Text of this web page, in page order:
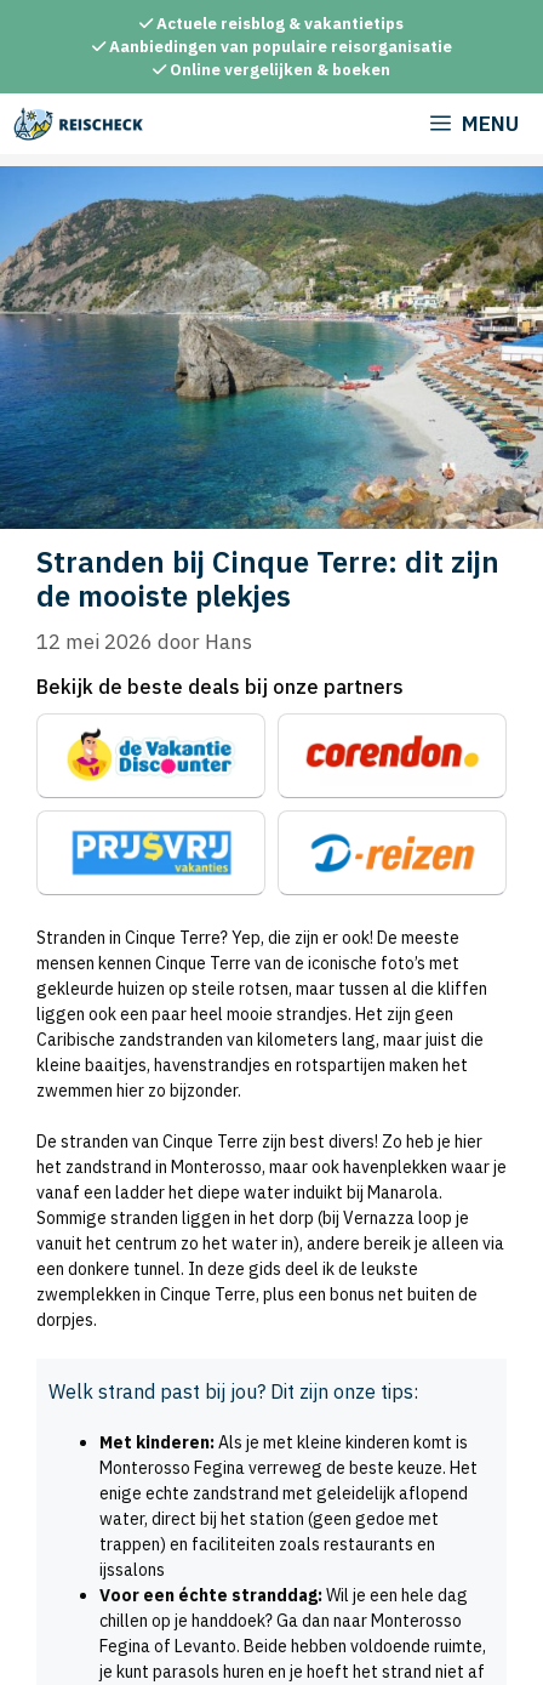
inhoud
Actuele reisblog & vakantietips
Aanbiedingen van populaire reisorganisatie
Online vergelijken & boeken
MENU
Stranden bij Cinque Terre: dit zijn
de mooiste plekjes
12 mei 2026 door Hans
Bekijk de beste deals bij onze partners
Stranden in Cinque Terre? Yep, die zijn er ook! De meeste
mensen kennen Cinque Terre van de iconische foto’s met
gekleurde huizen op steile rotsen, maar tussen al die kliffen
liggen ook een paar heel mooie strandjes. Het zijn geen
Caribische zandstranden van kilometers lang, maar juist die
kleine baaitjes, havenstrandjes en rotspartijen maken het
zwemmen hier zo bijzonder.
De stranden van Cinque Terre zijn best divers! Zo heb je hier
het zandstrand in Monterosso, maar ook havenplekken waar je
vanaf een ladder het diepe water induikt bij Manarola.
Sommige stranden liggen in het dorp (bij Vernazza loop je
vanuit het centrum zo het water in), andere bereik je alleen via
een donkere tunnel. In deze gids deel ik de leukste
zwemplekken in Cinque Terre, plus een bonus net buiten de
dorpjes.
Welk strand past bij jou? Dit zijn onze tips:
Met kinderen:Als je met kleine kinderen komt is
Monterosso Fegina verreweg de beste keuze. Het
enige echte zandstrand met geleidelijk aflopend
water, direct bij het station (geen gedoe met
trappen) en faciliteiten zoals restaurants en
ijssalons
Voor een échte stranddag:Wil je een hele dag
chillen op je handdoek? Ga dan naar Monterosso
Fegina of Levanto. Beide hebben voldoende ruimte,
je kunt parasols huren en je hoeft het strand niet af